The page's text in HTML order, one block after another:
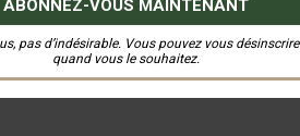
pas d’indésirable. Vous pouvez vous désinscrire
quand vous le souhaitez.